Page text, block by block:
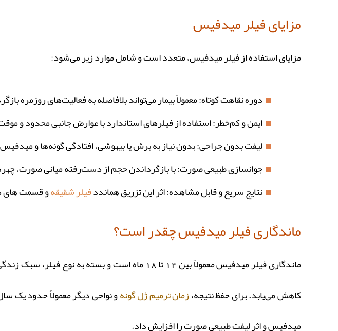
مزایای فیلر میدفیس
مزایای استفاده از فیلر میدفیس، متعدد است و شامل موارد زیر می‌شود:
دوره نقاهت کوتاه: معمولاً بیمار می‌تواند بلافاصله به فعالیت‌های روزمره
ایمن و کم‌خطر: استفاده از فیلرهای استاندارد با عوارض جانبی محدود و
لیفت بدون جراحی: بدون نیاز به برش یا بیهوشی، افتادگی گونه‌ها و
جوانسازی طبیعی صورت: با بازگرداندن حجم از دست‌رفته میانی صورت،
نتایج سریع و قابل مشاهده: اثر این تزریق همانددفیلر شقیقهو قسمت های
ماندگاری فیلر میدفیس چقدر است؟
ماندگاری فیلر میدفیس معمولاً بین 12 تا 18 ماه
کاهش می‌یابد. برای حفظ نتیجه،زمان ترمیم ژل گونهو نواحی دیگر معمولاً حدود یک
میدفیس و اثر لیفت طبیعی صورت را افزایش داد.